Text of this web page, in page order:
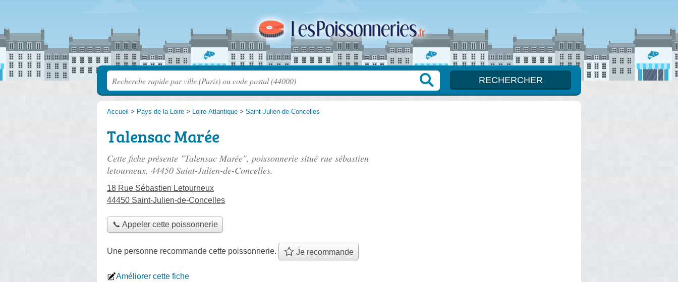
Accueil > Pays de la Loire > Loire-Atlantique > Saint-Julien-de-Concelles
Talensac Marée
Cette fiche présente "Talensac Marée", poissonnerie situé rue sébastien
letourneux, 44450 Saint-Julien-de-Concelles.
18 Rue Sébastien Letourneux
44450 Saint-Julien-de-Concelles
📞 Appeler cette poissonnerie
Une personne recommande cette poissonnerie. Je recommande
Améliorer cette fiche